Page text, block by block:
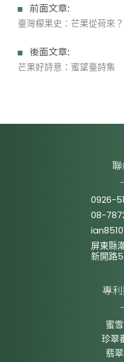
前面文章:
臺灣檬果史：芒果從荷來？
後面文章:
芒果好詩意：蜜望臺詩集
0926-
08-
屏東縣
新開路
專
蜜
珍翠
翡